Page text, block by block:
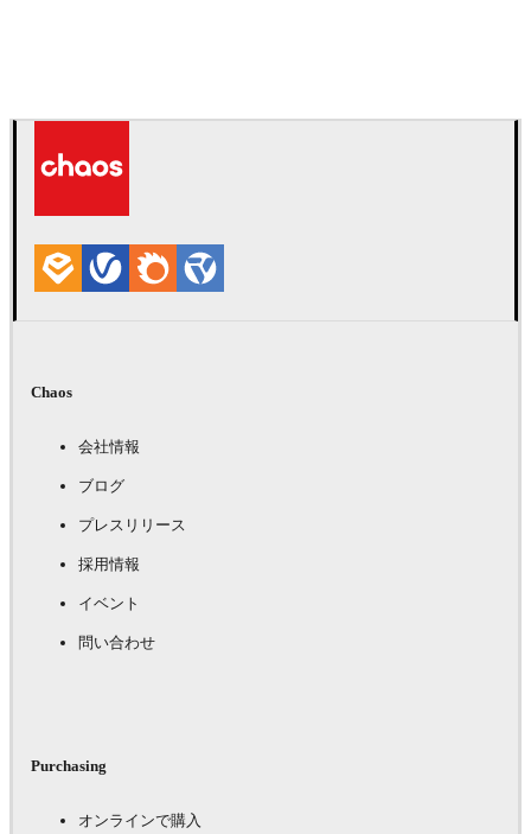
Chaos
会社情報
ブログ
プレスリリース
採用情報
イベント
問い合わせ
Purchasing
オンラインで購入